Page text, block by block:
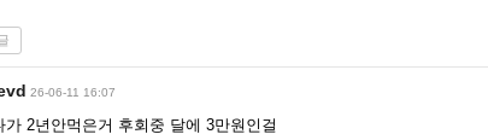
26-06-11 16:07
가 2년안먹은거 후회중 달에 3만원인걸